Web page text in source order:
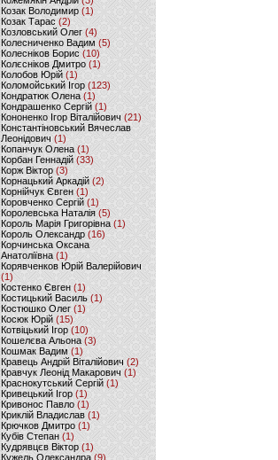
Козак Володимир (1)
Козак Тарас (2)
Козловський Олег(4)
Колесниченко Вадим (5)
Колесніков Борис (10)
Колєсніков Дмитро (1)
Колобов Юрій (1)
Коломойський Ігор (123)
Кондратюк Олена(1)
Кондрашенко Сергій (1)
Кононенко Ігор Віталійович (21)
Константіновський Вячеслав
Леонідович (1)
Копанчук Олена (1)
Корбан Геннадій (33)
Корж Віктор (3)
Корнацький Аркадій (2)
Корнійчук Євген (1)
Коровченко Сергій (1)
Королевська Наталія(5)
Король Марія Григорівна (1)
Король Олександр (16)
Корчинська Оксана
Анатоліївна (1)
Корявченков Юрій Валерійович
(1)
Костенко Євген (1)
Костицький Василь (1)
Костюшко Олег (1)
Косюк Юрій (15)
Котвіцький Ігор (10)
Кошелєва Альона(3)
Кошмак Вадим (1)
Кравець Андрій Віталійович (2)
Кравчук Леонід Макарович (1)
Краснокутський Сергій (1)
Кривецький Ігор (1)
Кривонос Павло (1)
Криклій Владислав (1)
Крючков Дмитро(1)
Кубів Степан(1)
Кудрявцєв Віктор (1)
Кужель Олександра (9)